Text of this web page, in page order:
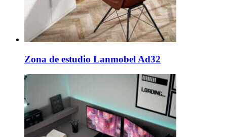
Zona de estudio Lanmobel Ad32